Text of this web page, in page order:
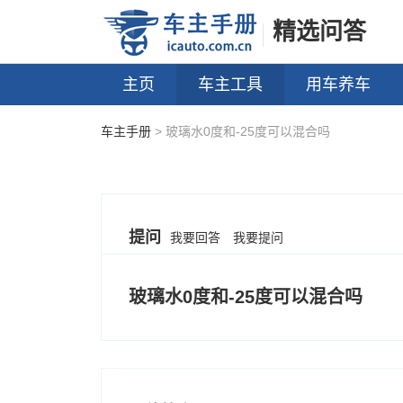
精选问答
主页 车主工具 用车养车
车主手册 > 玻璃水0度和-25度可以混合吗
提问 我要回答 我要提问
玻璃水0度和-25度可以混合吗